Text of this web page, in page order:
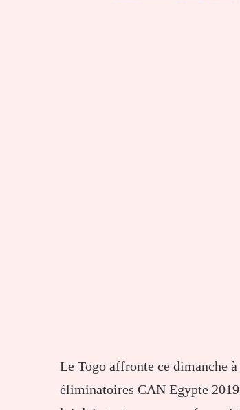
Le Togo affronte ce dimanche
éliminatoires CAN Egypte